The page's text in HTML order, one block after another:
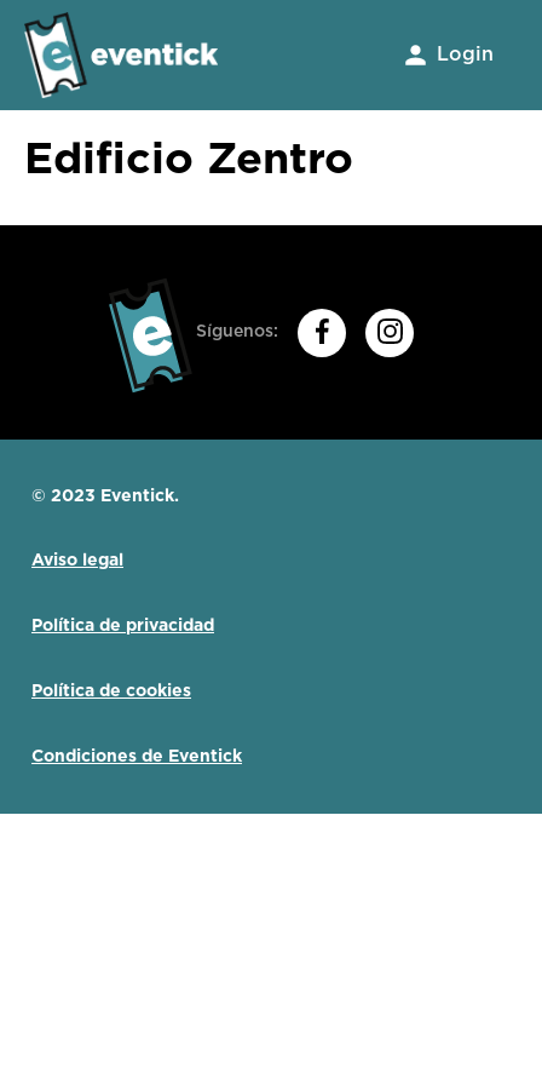
Login
Edificio Zentro
Síguenos:
© 2023 Eventick.
Aviso legal
Política de privacidad
Política de cookies
Condiciones de Eventick